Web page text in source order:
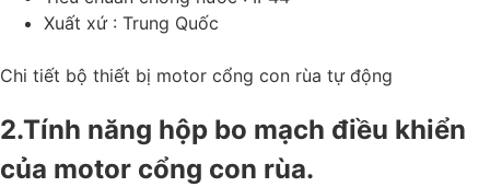
Xuất xứ : Trung Quốc
Chi tiết bộ thiết bị motor cổng con rùa tự động
2.Tính năng hộp bo mạch điều khiển
của motor cổng con rùa.